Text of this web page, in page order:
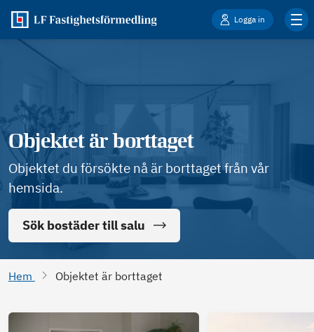
Logga in
Objektet är borttaget
Objektet du försökte nå är borttaget från vår
hemsida.
Sök bostäder till salu
Hem Objektet är borttaget